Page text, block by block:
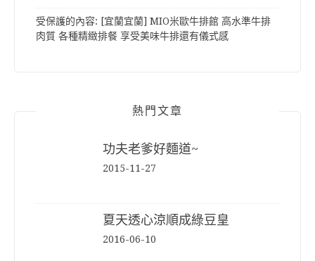
受保護的內容: [宜蘭宜蘭] MIO米歐牛排館 高水準牛排
肉質 各種精緻排餐 享受美味牛排還有儀式感
熱門文章
功夫老爹好麵道~
2015-11-27
夏天透心涼順成綠豆皇
2016-06-10